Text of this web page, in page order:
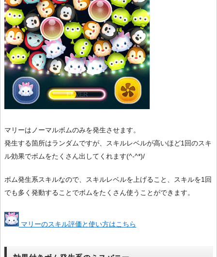
マリーはノーマルボムのみを発生させます。
発生する箇所はランダムですが、スキルレベルが高いほど1回のスキ
ル効果でボムをたくさん出してくれます(^-^*)/
ボム発生系スキルなので、スキルレベルを上げること、スキルを1回
でも多く発動することでボムをたくさん使うことができます。
マリーのスキル評価と使い方はこちら